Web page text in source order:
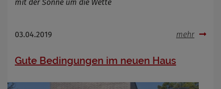
mit der Sonne um die Wette
03.04.2019 mehr
Gute Bedingungen im neuen Haus